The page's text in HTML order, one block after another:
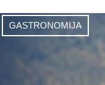
GASTRONOMIJA